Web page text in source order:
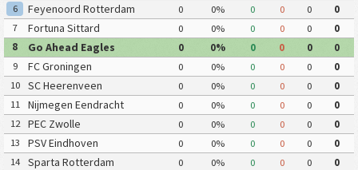
6
Feyenoord Rotterdam 0 0% 0 0 0
0
7
Fortuna Sittard 0 0% 0 0 0
0
8
Go Ahead Eagles 0 0% 0 0 0
0
9
FC Groningen 0 0% 0 0 0
0
10
SC Heerenveen 0 0% 0 0 0
0
11
Nijmegen Eendracht
Combinatie
0 0% 0 0 0
0
12
PEC Zwolle 0 0% 0 0 0
0
13
PSV Eindhoven 0 0% 0 0 0
0
14
Sparta Rotterdam 0 0% 0 0 0
0